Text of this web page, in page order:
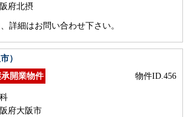
府北摂
詳細はお問い合わせ下さい。
）
物件ID.456
開業物件
府大阪市